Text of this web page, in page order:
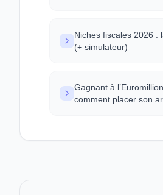
Niches fiscales 2026 :
(+ simulateur)
Gagnant à
comment placer son